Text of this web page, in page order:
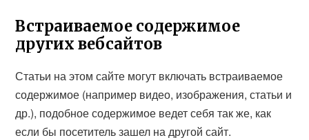
Встраиваемое содержимое
других вебсайтов
Статьи на этом сайте могут включать встраиваемое
содержимое (например видео, изображения, статьи и
др.), подобное содержимое ведет себя так же, как
если бы посетитель зашел на другой сайт.